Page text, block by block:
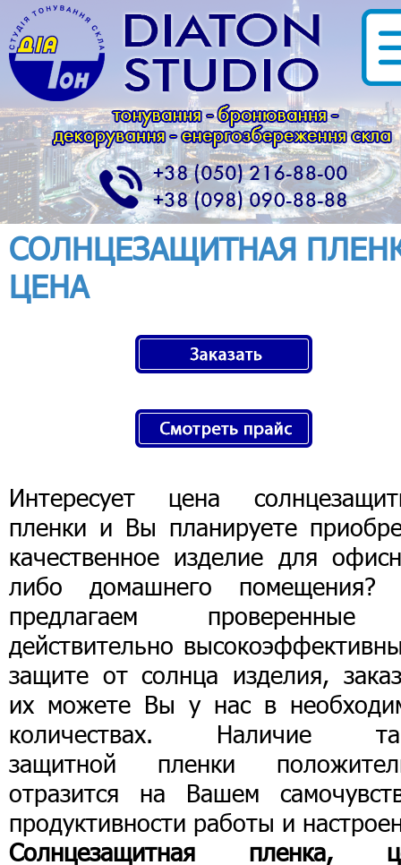
СОЛНЦЕЗАЩИТНАЯ
ЦЕНА
Интересует цена
пленки и Вы планируете
качественное изделие для
либо домашнего
предлагаем
действительно
защите от солнца изделия,
их можете Вы у нас в
количествах. Наличие
защитной пленки
отразится на Вашем
продуктивности работы и
Солнцезащитная пленка,